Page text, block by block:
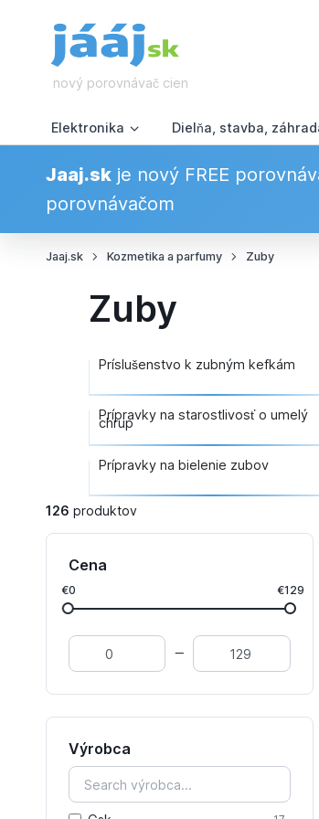
nový porovnávač cien
Elektronika Dielňa, stavba,
Jaaj.skje nový FREE
porovnávačom
Jaaj.sk Kozmetika a parfumy Zuby
Zuby
Príslušenstvo k zubným kefkám
Prípravky na starostlivosť o umelý
chrup
Prípravky na bielenie zubov
126 produktov
Cena
€0 €129
Výrobca